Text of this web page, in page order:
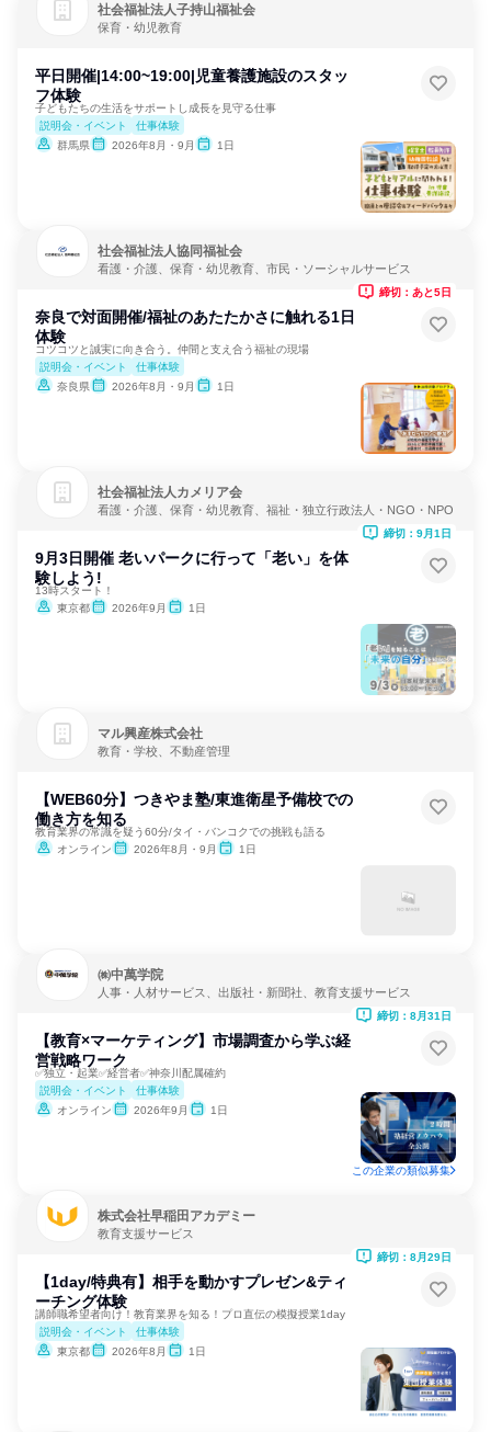
社会福祉法人子持山福祉会
保育・幼児教育
平日開催|14:00~19:00|児童養護施設のスタッ
フ体験
子どもたちの生活をサポートし成長を見守る仕事
説明会・イベント
仕事体験
群馬県
2026年8月・9月 1日
社会福祉法人協同福祉会
看護・介護、保育・幼児教育、市民・ソーシャルサービス
奈良で対面開催/福祉のあたたかさに触れる1日
体験
コツコツと誠実に向き合う。仲間と支え合う福祉の現場
説明会・イベント
仕事体験
奈良県
2026年8月・9月 1日
締切：あと5日
社会福祉法人カメリア会
看護・介護、保育・幼児教育、福祉・独立行政法人・NGO・NPO
9月3日開催 老いパークに行って「老い」を体
験しよう!
13時スタート！
東京都
2026年9月 1日
締切：9月1日
マル興産株式会社
教育・学校、不動産管理
【WEB60分】つきやま塾/東進衛星予備校での
働き方を知る
教育業界の常識を疑う60分/タイ・バンコクでの挑戦も語る
オンライン
2026年8月・9月 1日
㈱中萬学院
人事・人材サービス、出版社・新聞社、教育支援サービス
【教育×マーケティング】市場調査から学ぶ経
営戦略ワーク
✅独立・起業✅経営者✅神奈川配属確約
説明会・イベント
仕事体験
オンライン
2026年9月 1日
締切：8月31日
この企業の類似募集
株式会社早稲田アカデミー
教育支援サービス
【1day/特典有】相手を動かすプレゼン&ティ
ーチング体験
講師職希望者向け！教育業界を知る！プロ直伝の模擬授業1day
説明会・イベント
仕事体験
東京都
2026年8月 1日
締切：8月29日